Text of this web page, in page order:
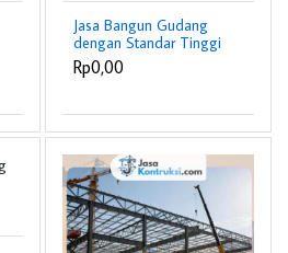
Jasa Bangun Gudang
dengan Standar Tinggi
Rp0,00